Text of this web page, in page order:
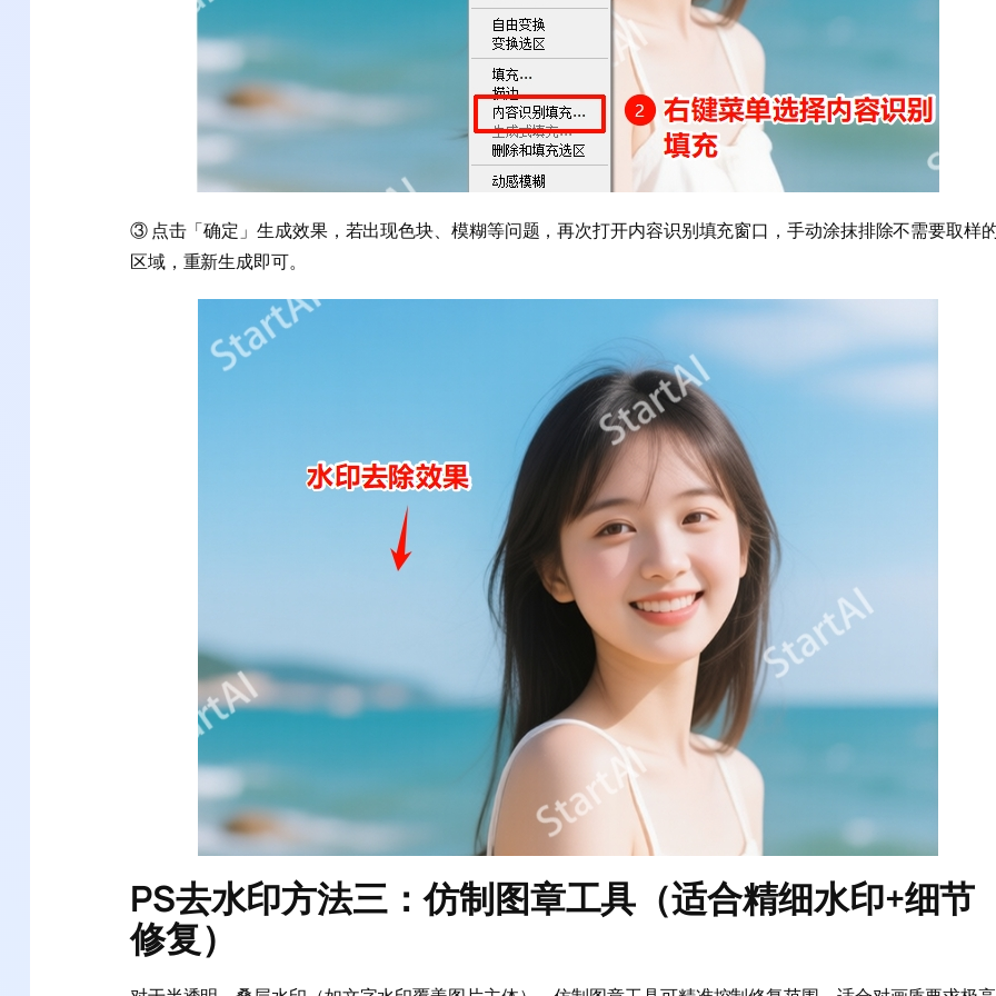
③ 点击「确定」生成效果，若出现色块、模糊等问题，再次打开内容识别填充窗口，手动涂抹排除不需要取样
区域，重新生成即可。
PS去水印方法三：仿制图章工具（适合精细水印+细节
修复）